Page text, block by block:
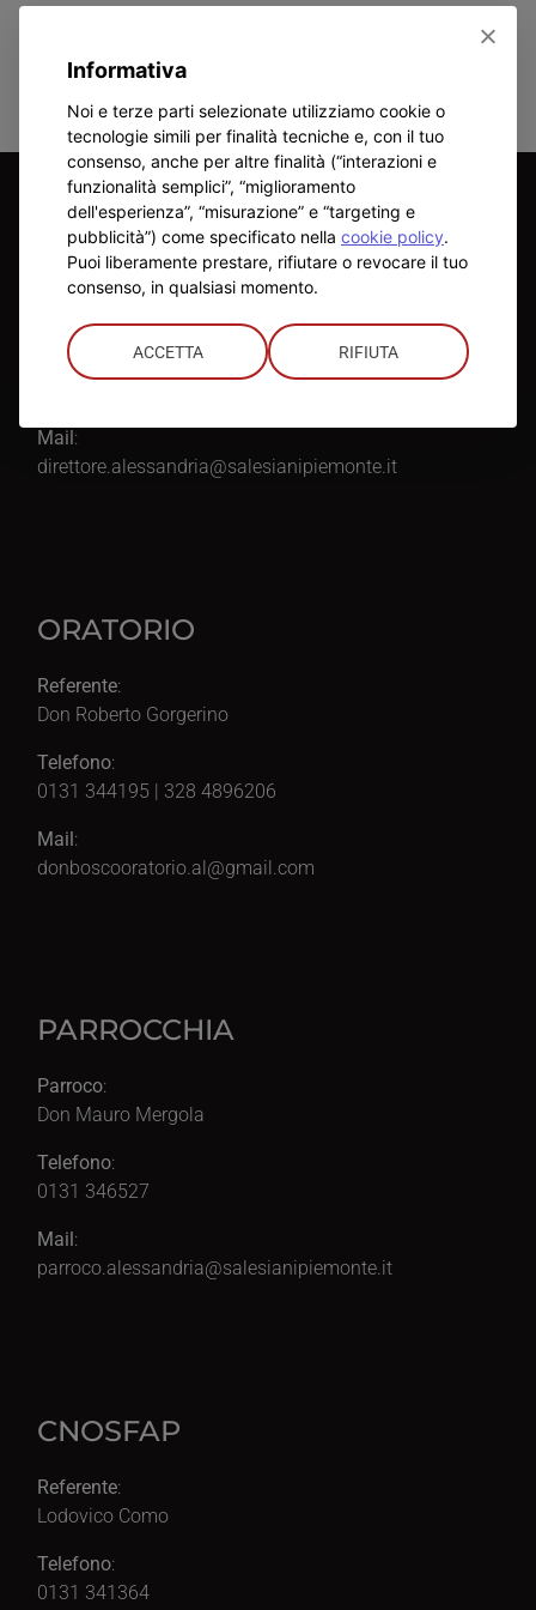
ISTITUTO
Direttore:
Telefono
Mail:
direttore.alessandria@salesianipiemonte.it
ORATORIO
Referente:
Don Roberto Gorgerino
Telefono:
0131 344195 | 328 4896206
Mail:
donboscooratorio.al@gmail.com
PARROCCHIA
Parroco:
Don Mauro Mergola
Telefono:
0131 346527
Mail:
parroco.alessandria@salesianipiemonte.it
CNOSFAP
Referente:
Lodovico Como
Telefono:
0131 341364
Informativa
Noi e terze parti selezionate utilizziamo cookie o
tecnologie simili per finalità tecniche e, con il tuo
consenso, anche per altre finalità (“interazioni e
funzionalità semplici”, “miglioramento
dell'esperienza”, “misurazione” e “targeting e
pubblicità”) come specificato nella cookie policy.
Puoi liberamente prestare, rifiutare o revocare il tuo
consenso, in qualsiasi momento.
ACCETTA RIFIUTA